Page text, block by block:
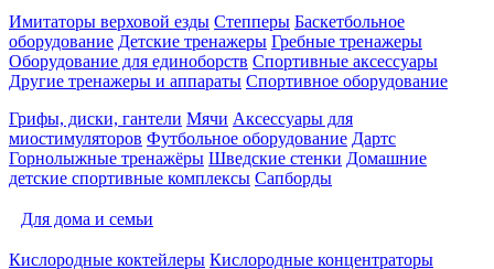
Имитаторы верховой езды Степперы Баскетбольное
оборудование Детские тренажеры Гребные тренажеры
Оборудование для единоборств Спортивные аксессуары
Другие тренажеры и аппараты Спортивное оборудование
Грифы, диски, гантели Мячи Аксессуары для
миостимуляторов Футбольное оборудование Дартс
Горнолыжные тренажёры Шведские стенки Домашние
детские спортивные комплексы Сапборды
Для дома и семьи
Кислородные коктейлеры Кислородные концентраторы